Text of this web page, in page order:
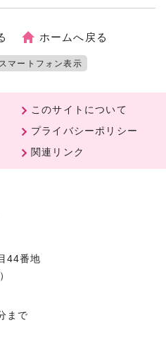
ホームへ戻る
スマートフォン表示
このサイトについて
プライバシーポリシー
関連リンク
44番地
まで